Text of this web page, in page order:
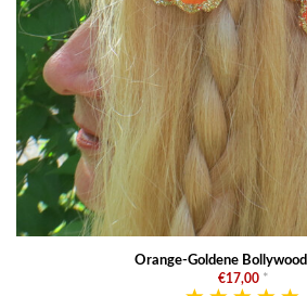
Orange-Goldene
€17,00 *